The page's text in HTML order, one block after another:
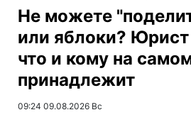
Не можете
или яблоки?
что и кому на
принадлежит
09:24 09.08.2026 Вс